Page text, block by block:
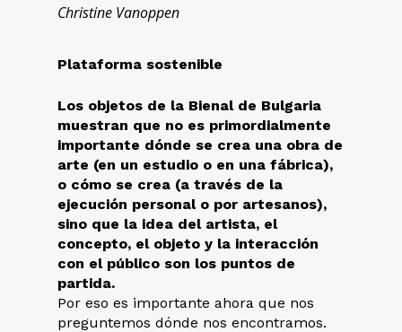
Christine Vanoppen
Plataforma sostenible
Los objetos de la Bienal de Bulgaria
muestran que no es primordialmente
importante dónde se crea una obra de
arte (en un estudio o en una fábrica),
o cómo se crea (a través de la
ejecución personal o por artesanos),
sino que la idea del artista, el
concepto, el objeto y la interacción
con el público son los puntos de
partida.
Por eso es importante ahora que nos
preguntemos dónde nos encontramos.